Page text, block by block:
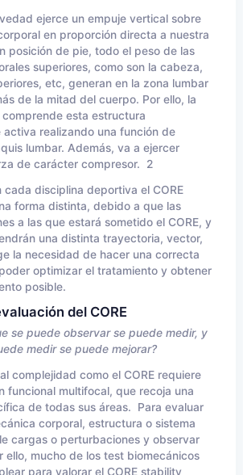
ejerce un empuje vertical sobre
en proporción directa a nuestra
posición de pie, todo el peso de las
superiores, como son la cabeza,
etc, generan en la zona lumbar
de la mitad del cuerpo. Por ello, la
esta estructura
activa realizando una función de
lumbar. Además, va a ejercer
de carácter compresor. 2
cada disciplina deportiva el CORE
forma distinta, debido a que las
a las que estará sometido el CORE, y
una distinta trayectoria, vector,
la necesidad de hacer una correcta
optimizar el tratamiento y obtener
posible.
del CORE
se puede observar se puede medir, y
medir se puede mejorar?
complejidad como el CORE requiere
funcional multifocal, que recoja una
de todas sus áreas. Para evaluar
corporal, estructura o sistema
cargas o perturbaciones y observar
ello, mucho de los test biomecánicos
para valorar el CORE stability